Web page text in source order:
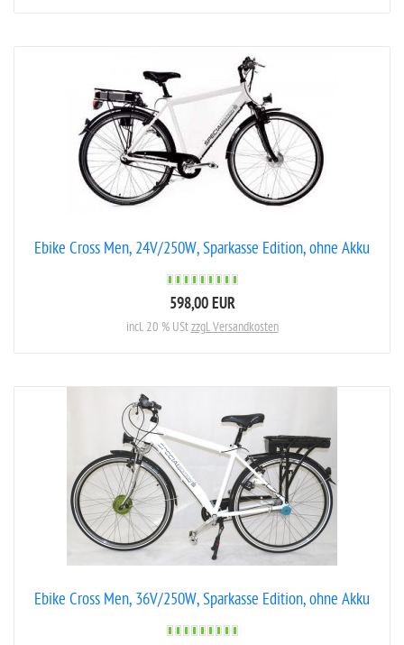
Ebike Cross Men, 24V/250W, Sparkasse Edition, ohne Akku
598,00 EUR
incl. 20 % UStzzgl. Versandkosten
Ebike Cross Men, 36V/250W, Sparkasse Edition, ohne Akku